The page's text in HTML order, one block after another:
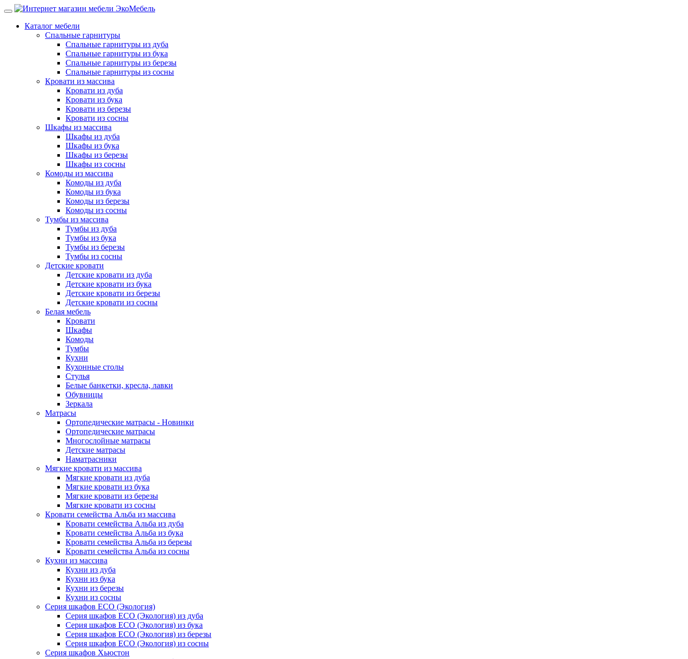
Каталог мебели
Спальные гарнитуры
Спальные гарнитуры из дуба
Спальные гарнитуры из бука
Спальные гарнитуры из березы
Спальные гарнитуры из сосны
Кровати из массива
Кровати из дуба
Кровати из бука
Кровати из березы
Кровати из сосны
Шкафы из массива
Шкафы из дуба
Шкафы из бука
Шкафы из березы
Шкафы из сосны
Комоды из массива
Комоды из дуба
Комоды из бука
Комоды из березы
Комоды из сосны
Тумбы из массива
Тумбы из дуба
Тумбы из бука
Тумбы из березы
Тумбы из сосны
Детские кровати
Детские кровати из дуба
Детские кровати из бука
Детские кровати из березы
Детские кровати из сосны
Белая мебель
Кровати
Шкафы
Комоды
Тумбы
Кухни
Кухонные столы
Стулья
Белые банкетки, кресла, лавки
Обувницы
Зеркала
Матрасы
Ортопедические матрасы - Новинки
Ортопедические матрасы
Многослойные матрасы
Детские матрасы
Наматрасники
Мягкие кровати из массива
Мягкие кровати из дуба
Мягкие кровати из бука
Мягкие кровати из березы
Мягкие кровати из сосны
Кровати семейства Альба из массива
Кровати семейства Альба из дуба
Кровати семейства Альба из бука
Кровати семейства Альба из березы
Кровати семейства Альба из сосны
Кухни из массива
Кухни из дуба
Кухни из бука
Кухни из березы
Кухни из сосны
Серия шкафов ECO (Экология)
Серия шкафов ECO (Экология) из дуба
Серия шкафов ECO (Экология) из бука
Серия шкафов ECO (Экология) из березы
Серия шкафов ECO (Экология) из сосны
Серия шкафов Хьюстон